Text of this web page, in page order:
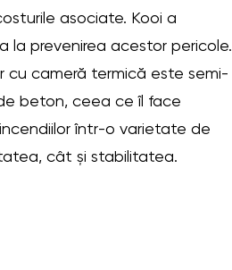
asociate. Kooi a
la prevenirea acestor pericole.
cu cameră termică este semi-
beton, ceea ce îl face
într-o varietate de
cât și stabilitatea.